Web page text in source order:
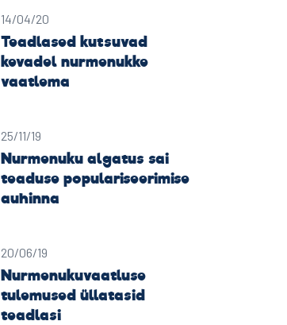
14/04/20
Teadlased kutsuvad
kevadel nurmenukke
vaatlema
25/11/19
Nurmenuku algatus sai
teaduse populariseerimise
auhinna
20/06/19
Nurmenukuvaatluse
tulemused üllatasid
teadlasi